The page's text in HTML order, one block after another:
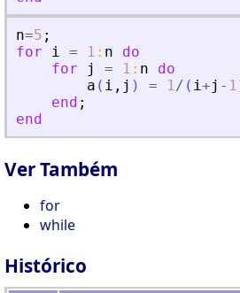
n=5 ;
for
i = 1 : n
do
for
j = 1 : n
do
a ( i , j ) = 1/ ( i+j - 1
end ;
end
Ver Também
for
while
Histórico